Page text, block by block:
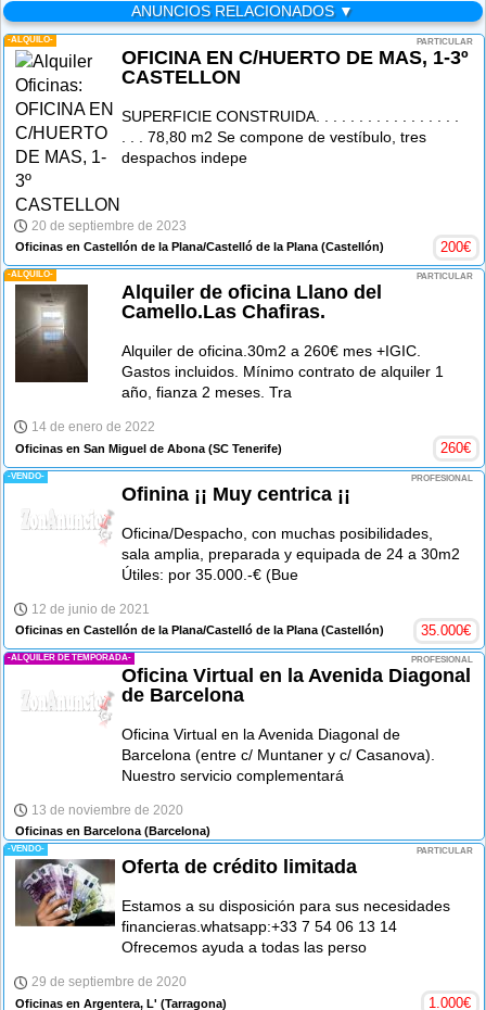
ANUNCIOS RELACIONADOS ▼
-ALQUILO- PARTICULAR
OFICINA EN C/HUERTO DE MAS, 1-3º
CASTELLON
SUPERFICIE CONSTRUIDA. . . . . . . . . . . . . . . . .
. . . 78,80 m2 Se compone de vestíbulo, tres
despachos indepe
20 de septiembre de 2023
Oficinas en Castellón de la Plana/Castelló de la Plana (Castellón) 200€
-ALQUILO- PARTICULAR
Alquiler de oficina Llano del
Camello.Las Chafiras.
Alquiler de oficina.30m2 a 260€ mes +IGIC.
Gastos incluidos. Mínimo contrato de alquiler 1
año, fianza 2 meses. Tra
14 de enero de 2022
Oficinas en San Miguel de Abona (SC Tenerife) 260€
-VENDO- PROFESIONAL
Ofinina ¡¡ Muy centrica ¡¡
Oficina/Despacho, con muchas posibilidades,
sala amplia, preparada y equipada de 24 a 30m2
Útiles: por 35.000.-€ (Bue
12 de junio de 2021
Oficinas en Castellón de la Plana/Castelló de la Plana (Castellón) 35.000€
-ALQUILER DE TEMPORADA- PROFESIONAL
Oficina Virtual en la Avenida Diagonal
de Barcelona
Oficina Virtual en la Avenida Diagonal de
Barcelona (entre c/ Muntaner y c/ Casanova).
Nuestro servicio complementará
13 de noviembre de 2020
Oficinas en Barcelona(Barcelona)
-VENDO- PARTICULAR
Oferta de crédito limitada
Estamos a su disposición para sus necesidades
financieras.whatsapp:+33 7 54 06 13 14
Ofrecemos ayuda a todas las perso
29 de septiembre de 2020
Oficinas en Argentera, L' (Tarragona) 1.000€